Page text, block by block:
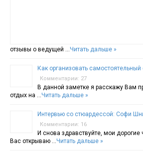
отзывы о ведущей … Читать дальше »
Как организовать
Комментарии: 27
В данной заметке я расскажу Вам
отдых на … Читать дальше »
Интервью со стюардессой: Софи
Комментарии: 16
И снова здравствуйте, мои дорогие
Вас открываю … Читать дальше »